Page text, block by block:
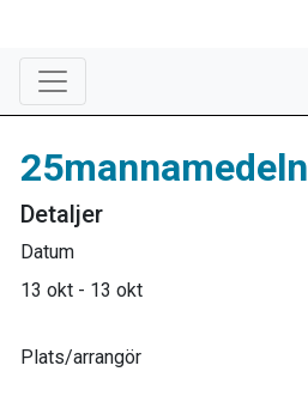
25mannamedeln
Detaljer
Datum
13 okt - 13 okt
Plats/arrangör